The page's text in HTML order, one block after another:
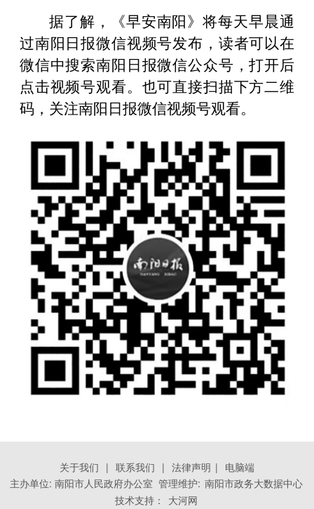
据了解，《早安南阳》将每天早晨通
过南阳日报微信视频号发布，读者可以在
微信中搜索南阳日报微信公众号，打开后
点击视频号观看。也可直接扫描下方二维
码，关注南阳日报微信视频号观看。
关于我们 | 联系我们 | 法律声明 | 电脑端
主办单位: 南阳市人民政府办公室 管理维护: 南阳市政务大数据中心
技术支持：
大河网